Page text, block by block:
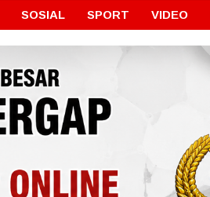
SOSIAL SPORT VIDEO